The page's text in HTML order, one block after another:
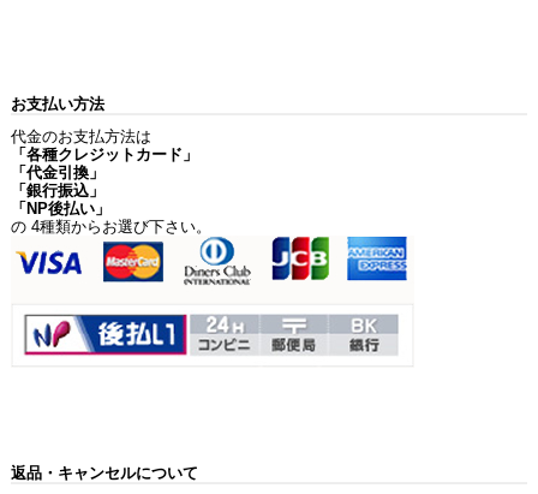
お支払い方法
代金のお支払方法は
「各種クレジットカード」
「代金引換」
「銀行振込」
「NP後払い」
の 4種類からお選び下さい。
返品・キャンセルについて